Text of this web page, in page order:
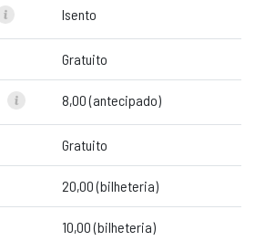
Isento
Gratuito
8,00 (antecipado)
Gratuito
20,00 (bilheteria)
10,00 (bilheteria)